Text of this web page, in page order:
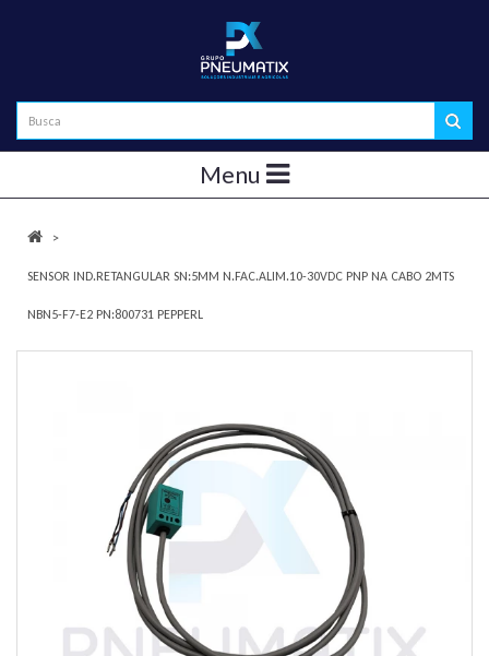
Menu
SENSOR IND.RETANGULAR SN:5MM N.FAC.ALIM.10-30VDC PNP NA CABO 2MTS
NBN5-F7-E2 PN:800731 PEPPERL